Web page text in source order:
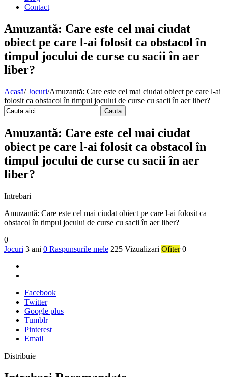
Contact
Amuzantă: Care este cel mai ciudat
obiect pe care l-ai folosit ca obstacol în
timpul jocului de curse cu sacii în aer
liber?
Acasă/ Jocuri/Amuzantă: Care este cel mai ciudat obiect pe care l-ai
folosit ca obstacol în timpul jocului de curse cu sacii în aer liber?
Cauta
Amuzantă: Care este cel mai ciudat
obiect pe care l-ai folosit ca obstacol în
timpul jocului de curse cu sacii în aer
liber?
Intrebari
Amuzantă: Care este cel mai ciudat obiect pe care l-ai folosit ca
obstacol în timpul jocului de curse cu sacii în aer liber?
0
Jocuri 3 ani 0 Raspunsurile mele 225 Vizualizari Ofiter 0
Facebook
Twitter
Google plus
Tumblr
Pinterest
Email
Distribuie